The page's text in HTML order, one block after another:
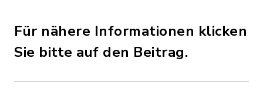
Für nähere Informationen klicken
Sie bitte auf den Beitrag.